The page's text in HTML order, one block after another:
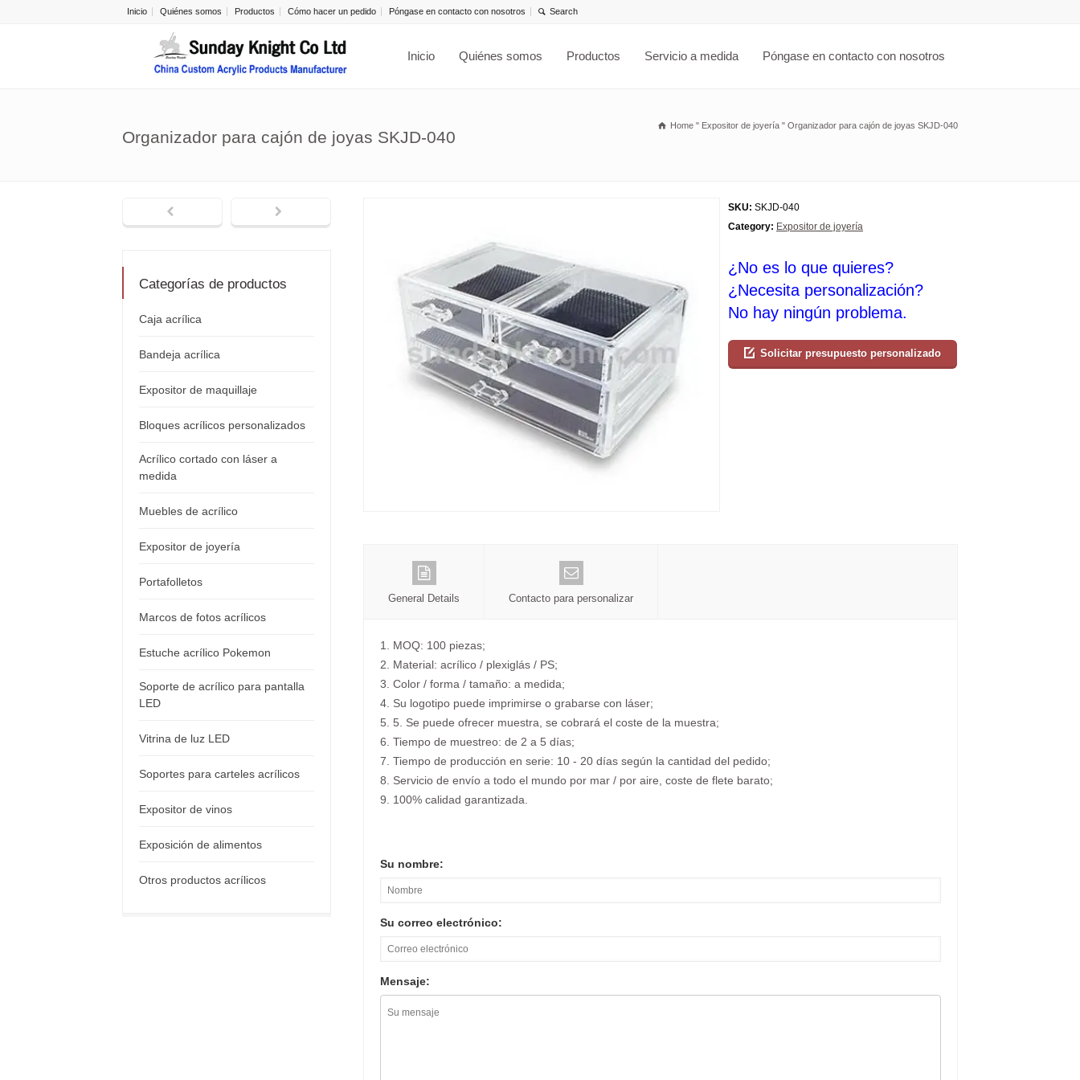
Inicio Quiénes somos Productos Cómo hacer un pedido Póngase en contacto con nosotros
Inicio Quiénes somos Productos Servicio a medida Póngase en contacto con nosotros
Organizador para cajón de joyas SKJD-040
Home " Expositor de joyería " Organizador para cajón de joyas SKJD-040
SKU: SKJD-040
Category: Expositor de joyería
¿No es lo que quieres?
¿Necesita personalización?
No hay ningún problema.
Solicitar presupuesto personalizado
General Details Contacto para personalizar
1. MOQ: 100 piezas;
2. Material: acrílico / plexiglás / PS;
3. Color / forma / tamaño: a medida;
4. Su logotipo puede imprimirse o grabarse con láser;
5. 5. Se puede ofrecer muestra, se cobrará el coste de la muestra;
6. Tiempo de muestreo: de 2 a 5 días;
7. Tiempo de producción en serie: 10 - 20 días según la cantidad del pedido;
8. Servicio de envío a todo el mundo por mar / por aire, coste de flete barato;
9. 100% calidad garantizada.
Su nombre:
Su correo electrónico:
Mensaje:
Categorías de productos
Caja acrílica
Bandeja acrílica
Expositor de maquillaje
Bloques acrílicos personalizados
Acrílico cortado con láser a
medida
Muebles de acrílico
Expositor de joyería
Portafolletos
Marcos de fotos acrílicos
Estuche acrílico Pokemon
Soporte de acrílico para pantalla
LED
Vitrina de luz LED
Soportes para carteles acrílicos
Expositor de vinos
Exposición de alimentos
Otros productos acrílicos